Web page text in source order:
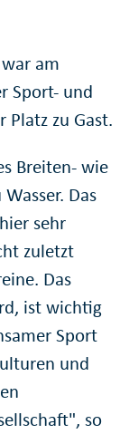
am
Sport- und
Platz zu Gast.
Breiten- wie
Das
sehr
zuletzt
Das
ist wichtig
Sport
und
so